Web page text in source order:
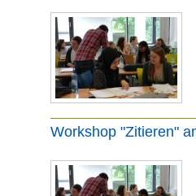
Workshop "Zitieren"